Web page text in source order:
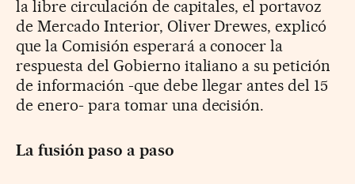
la libre circulación de capitales, el portavoz
de Mercado Interior, Oliver Drewes, explicó
que la Comisión esperará a conocer la
respuesta del Gobierno italiano a su petición
de información -que debe llegar antes del 15
de enero- para tomar una decisión.
La fusión paso a paso